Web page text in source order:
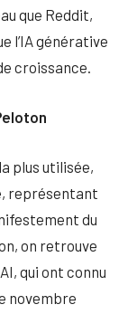
que Reddit,
l’IA générative
croissance.
plus utilisée,
représentant
du
on retrouve
qui ont connu
novembre